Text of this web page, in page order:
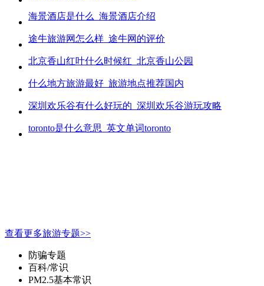
海景酒店是什么_海景酒店介绍
途牛旅游网怎么样_途牛网的评价
北京香山红叶什么时候红_北京香山公园
什么地方旅游最好_旅游地点推荐国内
深圳欢乐谷有什么好玩的_深圳欢乐谷游玩攻略
toronto是什么意思_英文单词toronto
查看更多旅游专题>>
防骗专题
百科/常识
PM2.5基本常识